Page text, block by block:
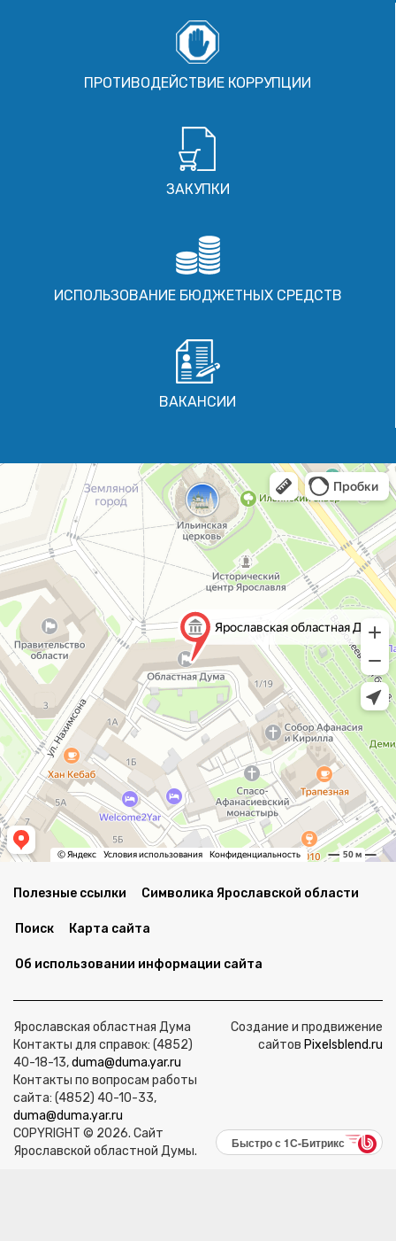
ПРОТИВОДЕЙСТВИЕ КОРРУПЦИИ
ЗАКУПКИ
ИСПОЛЬЗОВАНИЕ БЮДЖЕТНЫХ СРЕДСТВ
ВАКАНСИИ
Полезные ссылки Символика Ярославской области
Поиск Карта сайта
Об использовании информации сайта
Ярославская областная Дума
Контакты для справок: (4852)
40-18-13,duma@duma.yar.ru
Контакты по вопросам работы
сайта: (4852) 40-10-33,
duma@duma.yar.ru
COPYRIGHT © 2026. Сайт
Ярославской областной Думы.
Создание и продвижение
сайтов Pixelsblend.ru
Быстро с 1С-Битрикс